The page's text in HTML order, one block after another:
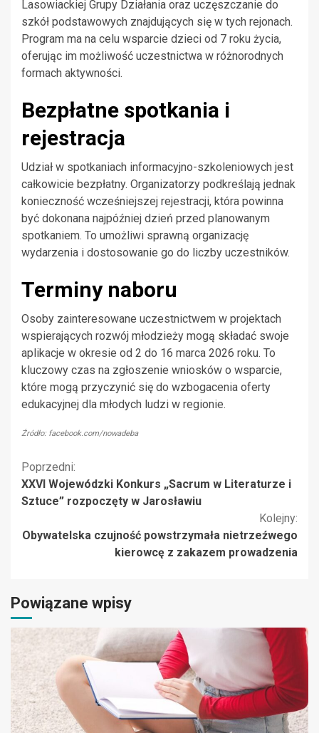
Lasowiackiej Grupy Działania oraz uczęszczanie do
szkół podstawowych znajdujących się w tych rejonach.
Program ma na celu wsparcie dzieci od 7 roku życia,
oferując im możliwość uczestnictwa w różnorodnych
formach aktywności.
Bezpłatne spotkania i
rejestracja
Udział w spotkaniach informacyjno-szkoleniowych jest
całkowicie bezpłatny. Organizatorzy podkreślają jednak
konieczność wcześniejszej rejestracji, która powinna
być dokonana najpóźniej dzień przed planowanym
spotkaniem. To umożliwi sprawną organizację
wydarzenia i dostosowanie go do liczby uczestników.
Terminy naboru
Osoby zainteresowane uczestnictwem w projektach
wspierających rozwój młodzieży mogą składać swoje
aplikacje w okresie od 2 do 16 marca 2026 roku. To
kluczowy czas na zgłoszenie wniosków o wsparcie,
które mogą przyczynić się do wzbogacenia oferty
edukacyjnej dla młodych ludzi w regionie.
Źródło: facebook.com/nowadeba
Kontynuuj
czytanie
Poprzedni:
XXVI Wojewódzki Konkurs „Sacrum w Literaturze i
Sztuce” rozpoczęty w Jarosławiu
Kolejny:
Obywatelska czujność powstrzymała nietrzeźwego
kierowcę z zakazem prowadzenia
Powiązane wpisy